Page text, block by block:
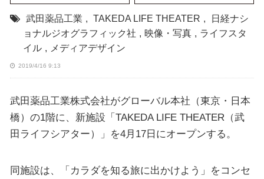
武田薬品工業 , TAKEDA LIFE THEATER ,
日経ナシ
ョナルジオグラフィック社 , 映像・写真 , ライフスタ
イル , メディアデザイン
2019/4/16 9:13
武田薬品工業株式会社がグローバル本社（東京・日本
橋）の1階に、新施設「TAKEDA LIFE THEATER（武
田ライフシアター）」を4月17日にオープンする。
同施設は、「カラダを知る旅に出かけよう」をコンセ